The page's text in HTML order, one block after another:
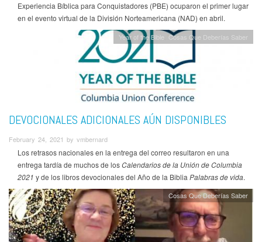
Experiencia Bíblica para Conquistadores (PBE) ocuparon el primer lugar
en el evento virtual de la División Norteamericana (NAD) en abril.
Year of the Bible Cosas Que Deberías Saber
DEVOCIONALES ADICIONALES AÚN DISPONIBLES
February 24, 2021 by vmbernard
Los retrasos nacionales en la entrega del correo resultaron en una
entrega tardía de muchos de losCalendarios de la Unión de Columbia
2021 y de los libros devocionales del Año de la Biblia Palabras de vida.
Cosas Que Deberías Saber